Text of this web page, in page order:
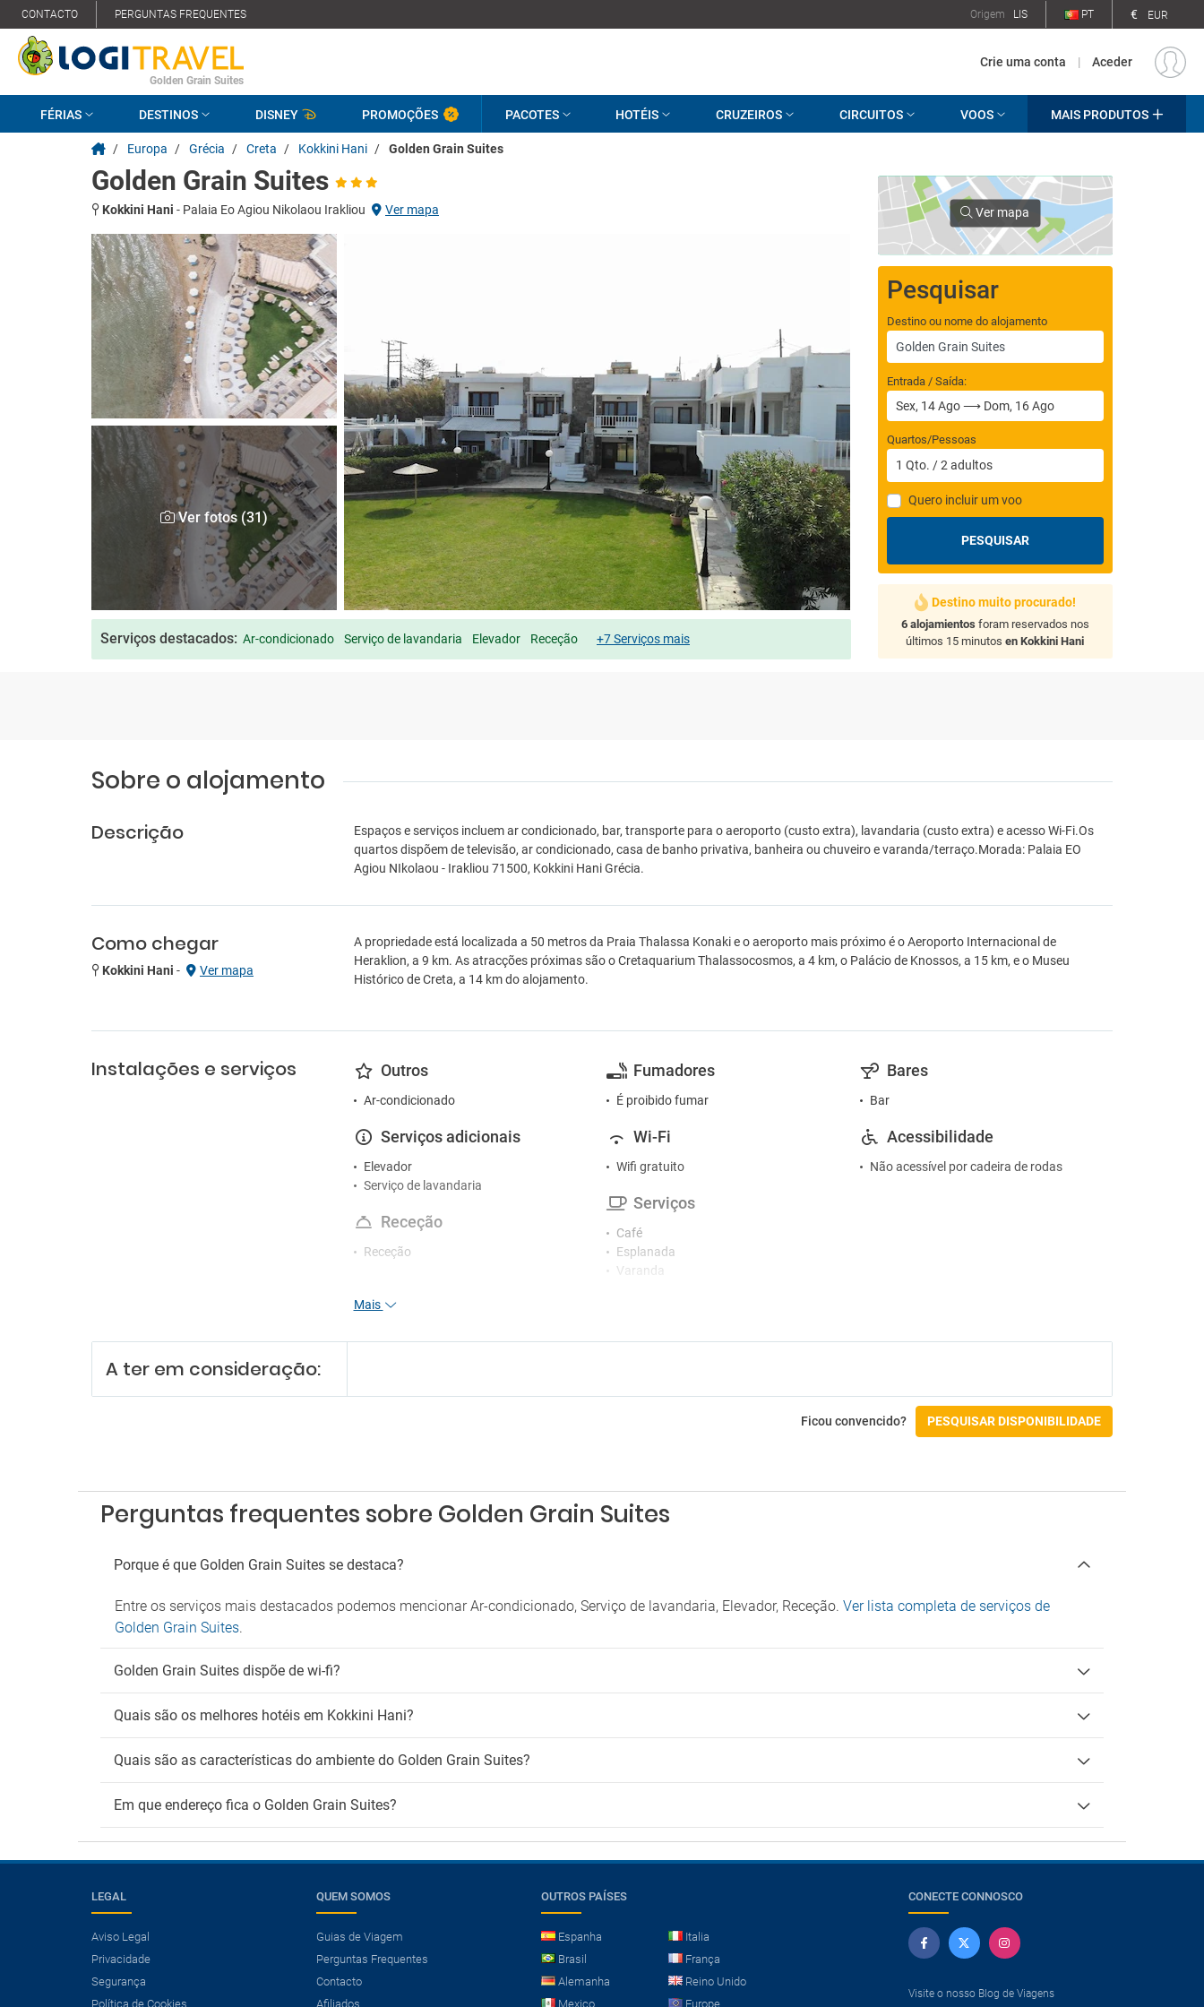
CONTACTO PERGUNTAS FREQUENTES Origem LIS PT € EUR
Golden Grain Suites
Crie uma conta | Aceder
FÉRIAS DESTINOS DISNEY PROMOÇÕES PACOTES HOTÉIS CRUZEIROS CIRCUITOS VOOS MAIS PRODUTOS
/ Europa / Grécia / Creta / Kokkini Hani / Golden Grain Suites
Golden Grain Suites
Kokkini Hani - Palaia Eo Agiou Nikolaou Irakliou Ver mapa
Ver fotos (31)
Serviços destacados: Ar-condicionado Serviço de lavandaria Elevador Receção +7 Serviços mais
Ver mapa
Pesquisar
Destino ou nome do alojamento
Entrada / Saída:
Quartos/Pessoas
1 Qto. /2 adultos
Quero incluir um voo
PESQUISAR
Destino muito procurado!
6 alojamientos foram reservados nos
últimos 15 minutosen Kokkini Hani
Sobre o alojamento
Descrição
Espaços e serviços incluem ar condicionado, bar, transporte para o aeroporto (custo extra), lavandaria (custo extra) e acesso Wi-Fi.Os
quartos dispõem de televisão, ar condicionado, casa de banho privativa, banheira ou chuveiro e varanda/terraço.Morada: Palaia EO
Agiou NIkolaou - Irakliou 71500, Kokkini Hani Grécia.
Como chegar
Kokkini Hani - Ver mapa
A propriedade está localizada a 50 metros da Praia Thalassa Konaki e o aeroporto mais próximo é o Aeroporto Internacional de
Heraklion, a 9 km. As atracções próximas são o Cretaquarium Thalassocosmos, a 4 km, o Palácio de Knossos, a 15 km, e o Museu
Histórico de Creta, a 14 km do alojamento.
Instalações e serviços Outros
Ar-condicionado
Serviços adicionais
Elevador
Serviço de lavandaria
Receção
Receção
Fumadores
É proibido fumar
Wi-Fi
Wifi gratuito
Serviços
Café
Esplanada
Varanda
Bares
Bar
Acessibilidade
Não acessível por cadeira de rodas
Mais
A ter em consideração:
Ficou convencido? PESQUISAR DISPONIBILIDADE
Perguntas frequentes sobre Golden Grain Suites
Porque é que Golden Grain Suites se destaca?
Entre os serviços mais destacados podemos mencionar Ar-condicionado, Serviço de lavandaria, Elevador, Receção. Ver lista completa de serviços de
Golden Grain Suites.
Golden Grain Suites dispõe de wi-fi?
Quais são os melhores hotéis em Kokkini Hani?
Quais são as características do ambiente do Golden Grain Suites?
Em que endereço fica o Golden Grain Suites?
Precisa de um voo?
LEGAL
Aviso Legal
Privacidade
Segurança
Política de Cookies
QUEM SOMOS
Guias de Viagem
Perguntas Frequentes
Contacto
Afiliados
OUTROS PAÍSES
Espanha
Italia
Brasil
França
Alemanha
Reino Unido
Mexico
Europe
CONECTE CONNOSCO
Visite o nosso Blog de Viagens